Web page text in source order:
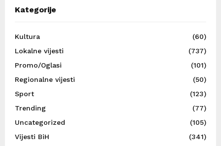
Kategorije
Kultura
(60)
Lokalne vijesti
(737)
Promo/Oglasi
(101)
Regionalne vijesti
(50)
Sport
(123)
Trending
(77)
Uncategorized
(105)
Vijesti BiH
(341)